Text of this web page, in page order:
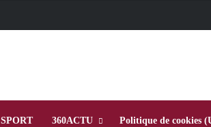
SPORT 360ACTU Politique de cookies